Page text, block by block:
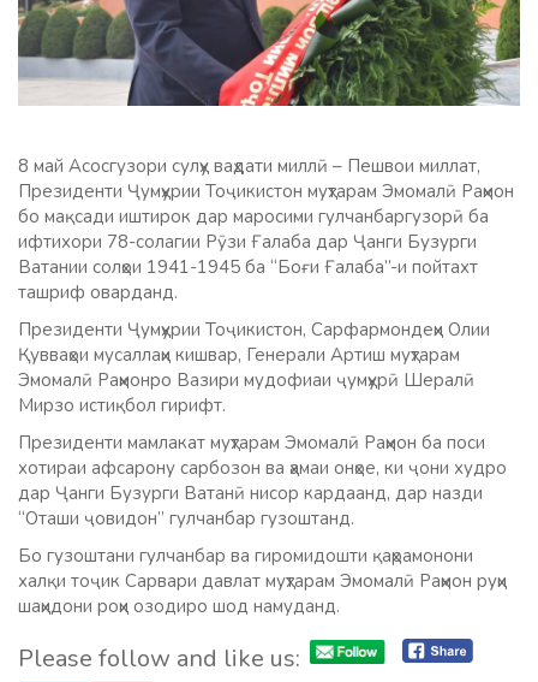
8 май Асосгузори сулҳу ваҳдати миллӣ – Пешвои миллат,
Президенти Ҷумҳурии Тоҷикистон муҳтарам Эмомалӣ Раҳмон
бо мақсади иштирок дар маросими гулчанбаргузорӣ ба
ифтихори 78-солагии Рӯзи Ғалаба дар Ҷанги Бузурги
Ватании солҳои 1941-1945 ба “Боғи Ғалаба”-и пойтахт
ташриф оварданд.
Президенти Ҷумҳурии Тоҷикистон, Сарфармондеҳи Олии
Қувваҳои мусаллаҳи кишвар, Генерали Артиш муҳтарам
Эмомалӣ Раҳмонро Вазири мудофиаи ҷумҳурӣ Шералӣ
Мирзо истиқбол гирифт.
Президенти мамлакат муҳтарам Эмомалӣ Раҳмон ба поси
хотираи афсарону сарбозон ва ҳамаи онҳое, ки ҷони худро
дар Ҷанги Бузурги Ватанӣ нисор кардаанд, дар назди
“Оташи ҷовидон” гулчанбар гузоштанд.
Бо гузоштани гулчанбар ва гиромидошти қаҳрамонони
халқи тоҷик Сарвари давлат муҳтарам Эмомалӣ Раҳмон руҳи
шаҳидони роҳи озодиро шод намуданд.
Please follow and like us: